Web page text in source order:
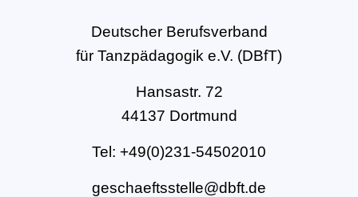
Deutscher Berufsverband
für Tanzpädagogik e.V. (DBfT)
Hansastr. 72
44137 Dortmund
Tel: +49(0)231-54502010
geschaeftsstelle@dbft.de